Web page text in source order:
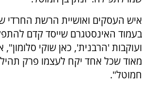
איש העסקים ואושיית הרשת החרדי
בעמוד האינסטגרם שייסד קדם
ועוקבות 'הרבנית', כאן שוקי
מאוד שכל אחד יקח לעצמו פרק
חמוטל".